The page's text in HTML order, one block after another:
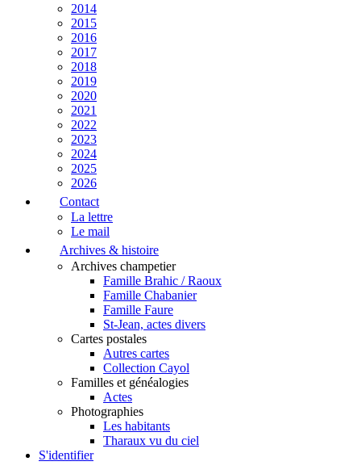
2014
2015
2016
2017
2018
2019
2020
2021
2022
2023
2024
2025
2026
Contact
La lettre
Le mail
Archives & histoire
Archives champetier
Famille Brahic / Raoux
Famille Chabanier
Famille Faure
St-Jean, actes divers
Cartes postales
Autres cartes
Collection Cayol
Familles et généalogies
Actes
Photographies
Les habitants
Tharaux vu du ciel
S'identifier